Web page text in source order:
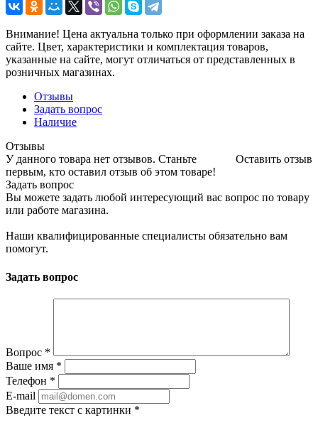
Внимание! Цена актуальна только при оформлении заказа на
сайте. Цвет, характеристики и комплектация товаров,
указанные на сайте, могут отличаться от представленных в
розничных магазинах.
Отзывы
Задать вопрос
Наличие
Отзывы
Оставить отзыв
У данного товара нет отзывов. Станьте
первым, кто оставил отзыв об этом товаре!
Задать вопрос
Вы можете задать любой интересующий вас вопрос по товару
или работе магазина.
Наши квалифицированные специалисты обязательно вам
помогут.
Задать вопрос
Вопрос *
Ваше имя *
Телефон *
E-mail
Введите текст с картинки *